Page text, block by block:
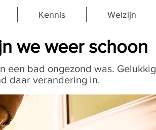
Kennis Welzijn
we weer schoon
een bad ongezond was. Gelukkig
daar verandering in.